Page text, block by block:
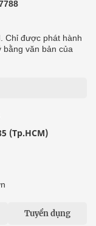
Chỉ được phát hành
bằng văn bản của
(Tp.HCM)
Tuyển dụng